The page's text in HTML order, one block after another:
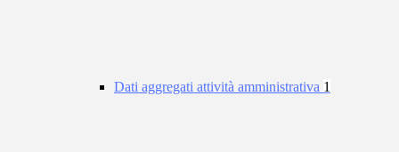
Dati aggregati attività amministrativa 1